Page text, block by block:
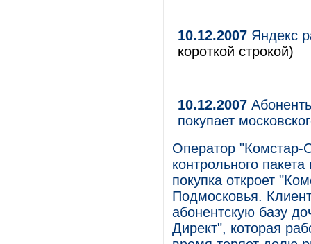
10.12.2007 Яндекс
короткой строкой)
10.12.2007
покупает
Оператор "Комстар-
контрольного
покупка откроет
Подмосковья.
абонентскую базу
Директ", которая